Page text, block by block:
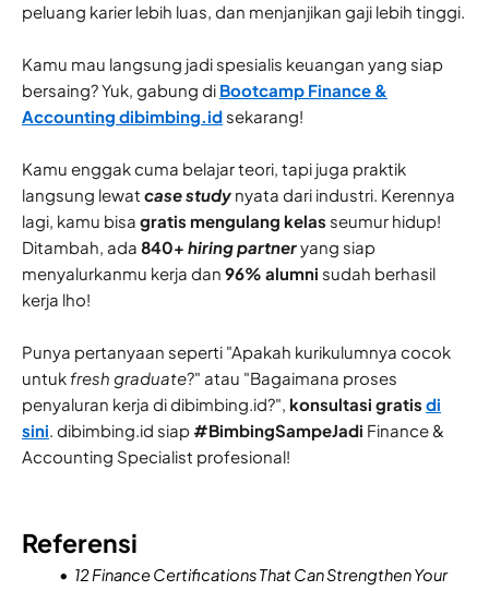
peluang karier lebih luas, dan menjanjikan gaji lebih tinggi.
Kamu mau langsung jadi spesialis keuangan yang siap
bersaing? Yuk, gabung di Bootcamp Finance &
Accounting dibimbing.idsekarang!
Kamu enggak cuma belajar teori, tapi juga praktik
langsung lewat case study nyata dari industri. Kerennya
lagi, kamu bisa gratis mengulang kelas seumur hidup!
Ditambah, ada 840+ hiring partneryang siap
menyalurkanmu kerja dan 96% alumni sudah berhasil
kerja lho!
Punya pertanyaan seperti "Apakah kurikulumnya cocok
untukfresh graduate?" atau "Bagaimana proses
penyaluran kerja di dibimbing.id?", konsultasi gratis di
sini. dibimbing.id siap #BimbingSampeJadi Finance &
Accounting Specialist profesional!
Referensi
12 Finance Certifications That Can Strengthen Your